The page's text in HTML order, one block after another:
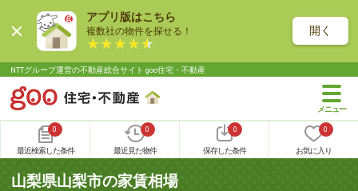
アプリ版はこちら
複数社の物件を探せる！ 開く
NTTグループ運営の不動産総合サイト goo住宅・不動産
0
最近検索した条件
0
最近見た物件
0
保存した条件
0
お気に入り
山梨県山梨市の家賃相場